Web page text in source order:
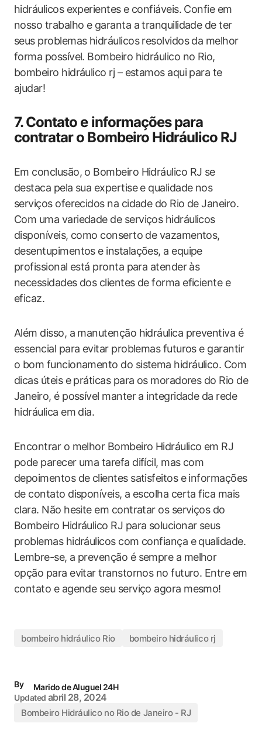
hidráulicos experientes e confiáveis. Confie em
nosso trabalho e garanta a tranquilidade de ter
seus problemas hidráulicos resolvidos da melhor
forma possível. Bombeiro hidráulico no Rio,
bombeiro hidráulico rj – estamos aqui para te
ajudar!
7. Contato e informações para
contratar o Bombeiro Hidráulico RJ
Em conclusão, o Bombeiro Hidráulico RJ se
destaca pela sua expertise e qualidade nos
serviços oferecidos na cidade do Rio de Janeiro.
Com uma variedade de serviços hidráulicos
disponíveis, como conserto de vazamentos,
desentupimentos e instalações, a equipe
profissional está pronta para atender às
necessidades dos clientes de forma eficiente e
eficaz.
Além disso, a manutenção hidráulica preventiva é
essencial para evitar problemas futuros e garantir
o bom funcionamento do sistema hidráulico. Com
dicas úteis e práticas para os moradores do Rio de
Janeiro, é possível manter a integridade da rede
hidráulica em dia.
Encontrar o melhor Bombeiro Hidráulico em RJ
pode parecer uma tarefa difícil, mas com
depoimentos de clientes satisfeitos e informações
de contato disponíveis, a escolha certa fica mais
clara. Não hesite em contratar os serviços do
Bombeiro Hidráulico RJ para solucionar seus
problemas hidráulicos com confiança e qualidade.
Lembre-se, a prevenção é sempre a melhor
opção para evitar transtornos no futuro. Entre em
contato e agende seu serviço agora mesmo!
bombeiro hidráulico Rio bombeiro hidráulico rj
By
Marido de Aluguel 24H
Updated abril 28, 2024
Bombeiro Hidráulico no Rio de Janeiro - RJ